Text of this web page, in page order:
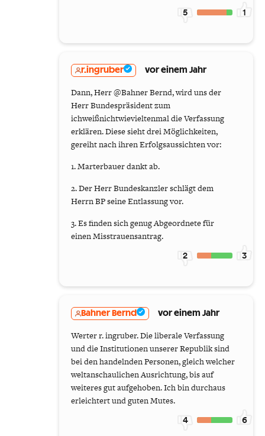
5 1
r.ingruber vor einem Jahr
Dann, Herr @Bahner Bernd, wird uns der
Herr Bundespräsident zum
ichweißnichtwievieltenmal die Verfassung
erklären. Diese sieht drei Möglichkeiten,
gereiht nach ihren Erfolgsaussichten vor:
1. Marterbauer dankt ab.
2. Der Herr Bundeskanzler schlägt dem
Herrn BP seine Entlassung vor.
3. Es finden sich genug Abgeordnete für
einen Misstrauensantrag.
2 3
Bahner Bernd vor einem Jahr
Werter r. ingruber. Die liberale Verfassung
und die Institutionen unserer Republik sind
bei den handelnden Personen, gleich welcher
weltanschaulichen Ausrichtung, bis auf
weiteres gut aufgehoben. Ich bin durchaus
erleichtert und guten Mutes.
4 6